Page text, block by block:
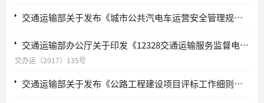
交通运输部关于发布《城市公共汽电车运营安全管理规范》等34项交通运输行业标准和部门计量检定规程的公告
交通运输部办公厅关于印发《12328交通运输服务监督电话系统运行服务质量考评暂行办法》的通知
交办运〔2017〕135号
交通运输部关于发布《公路工程建设项目评标工作细则》的通知